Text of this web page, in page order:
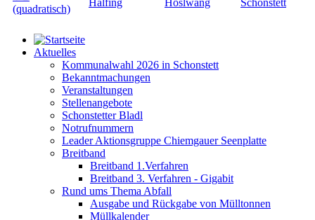
Aktuelles
Kommunalwahl 2026 in Schonstett
Bekanntmachungen
Veranstaltungen
Stellenangebote
Schonstetter Bladl
Notrufnummern
Leader Aktionsgruppe Chiemgauer Seenplatte
Breitband
Breitband 1.Verfahren
Breitband 3. Verfahren - Gigabit
Rund ums Thema Abfall
Ausgabe und Rückgabe von Mülltonnen
Müllkalender